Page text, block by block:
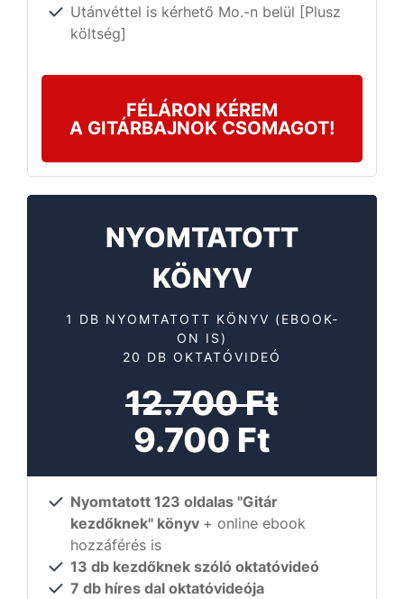
NYOMTATOTT
KÖNYV
1 DB NYOMTATOTT KÖNYV (EBOOK-
ON IS)
20 DB OKTATÓVIDEÓ
12.700 Ft
9.700 Ft
Nyomtatott 123 oldalas "Gitár
kezdőknek" könyv + online ebook
hozzáférés is
13 db kezdőknek szóló oktatóvideó
7 db híres dal oktatóvideója
Utánvéttel is kérhető Mo.-n belül [Plusz
költség]
FÉLÁRON KÉREM
A GITÁRBAJNOK CSOMAGOT!